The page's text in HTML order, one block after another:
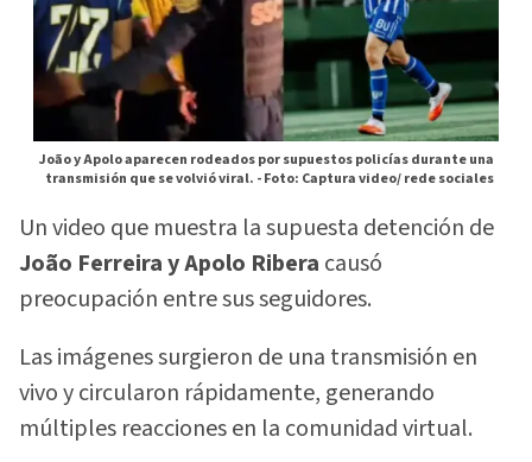
João y Apolo aparecen rodeados por supuestos policías durante una
transmisión que se volvió viral. -Foto: Captura video/ rede sociales
Un video que muestra la supuesta detención de
João Ferreira y Apolo Ribera causó
preocupación entre sus seguidores.
Las imágenes surgieron de una transmisión en
vivo y circularon rápidamente, generando
múltiples reacciones en la comunidad virtual.